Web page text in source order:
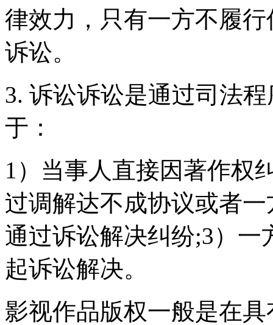
律效力，只有一方不履
诉讼。
3. 诉讼诉讼是通过司法
于：
1）当事人直接因著作权
过调解达不成协议或者
通过诉讼解决纠纷;3）
起诉讼解决。
影视作品版权一般是在